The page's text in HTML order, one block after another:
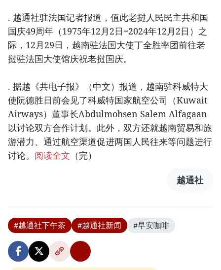
. 越通社驻法国记者报道，值此老挝人民民主共和国
国庆49周年（1975年12月2日~2024年12月2日）之
际，12月29日，越南驻法国大使丁全胜率团前往老
挝驻法国大使馆庆祝老挝国庆。
. 据越《共电子报》（中文）报道，越南驻科威特大
使阮德胜日前会见了科威特国家航空公司（Kuwait
Airways）董事长Abdulmohsen Salem Alfagaan
以讨论双方合作计划。此外，双方还就越南贸易和旅
游潜力、通过航空渠道促进两国人民往来等问题进行
讨论。 阅读全文 （完）
越通社
#越通社下午茶 #越通社新闻 #早安咖啡